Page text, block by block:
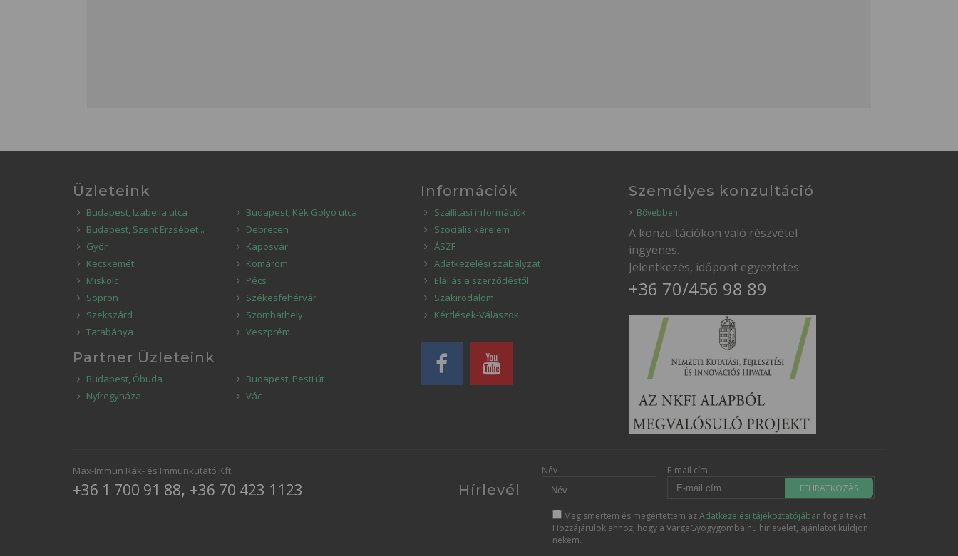
Üzleteink
Budapest, Izabella utca
Budapest, Kék Golyó utca
Budapest, Szent Erzsébet ..
Debrecen
Győr
Kaposvár
Kecskemét
Komárom
Miskolc
Pécs
Sopron
Székesfehérvár
Szekszárd
Szombathely
Tatabánya
Veszprém
Partner Üzleteink
Budapest, Óbuda
Budapest, Pesti út
Nyíregyháza
Vác
Információk
Szállítási információk
Szociális kérelem
ÁSZF
Adatkezelési szabályzat
Elállás a szerződéstől
Szakirodalom
Kérdések-Válaszok
Személyes konzultáció
Bővebben
A konzultációkon való részvétel
ingyenes.
Jelentkezés, időpont egyeztetés:
+36 70/456 98 89
Max-Immun Rák- és Immunkutató Kft:
+36 1 700 91 88, +36 70 423 1123 Hírlevél
Név
E-mail cím
FELIRATKOZÁS
Megismertem és megértettem azAdatkezelési tájékoztatójában foglaltakat,
Hozzájárulok ahhoz, hogy a VargaGyogygomba.hu hírlevelet, ajánlatot küldjön
nekem.